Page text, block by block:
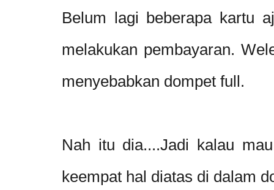
Belum lagi beberapa kartu
melakukan pembayaran.
menyebabkan dompet full.
Nah itu dia....Jadi kalau
keempat hal diatas di dalam